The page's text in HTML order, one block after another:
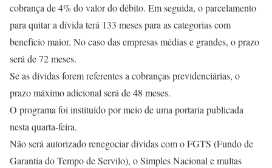
cobrança de 4% do valor do débito. Em seguida, o parcelamento
para quitar a dívida terá 133 meses para as categorias com
benefício maior. No caso das empresas médias e grandes, o prazo
será de 72 meses.
Se as dívidas forem referentes a cobranças previdenciárias, o
prazo máximo adicional será de 48 meses.
O programa foi instituído por meio de uma portaria publicada
nesta quarta-feira.
Não será autorizado renegociar dívidas com o FGTS (Fundo de
Garantia do Tempo de Servilo), o Simples Nacional e multas